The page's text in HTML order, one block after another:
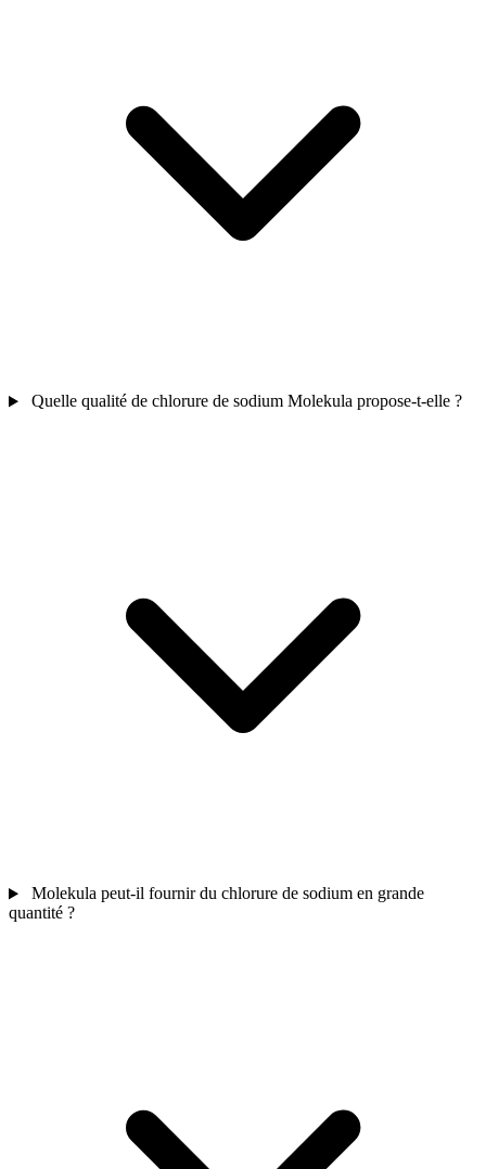
Quelle qualité de chlorure de sodium Molekula propose-t-elle ?
Molekula peut-il fournir du chlorure de sodium en grande
quantité ?